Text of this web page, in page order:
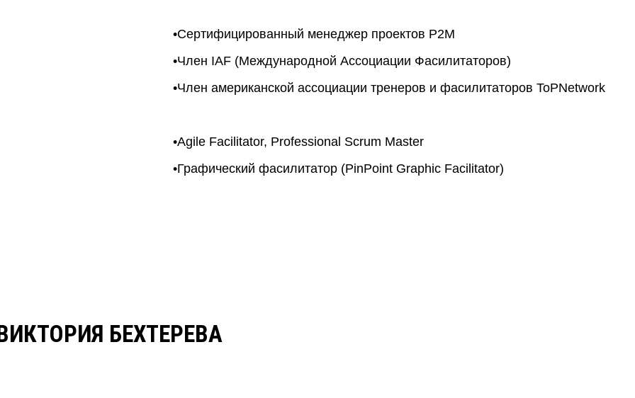
•Сертифицированный менеджер проектов P2M
•Член IAF (Международной Ассоциации Фасилитаторов)
•Член американской ассоциации тренеров и фасилитаторов ToPNetwork
•Agile Facilitator, Professional Scrum Master
•Графический фасилитатор (PinPoint Graphic Facilitator)
БЕХТЕРЕВА